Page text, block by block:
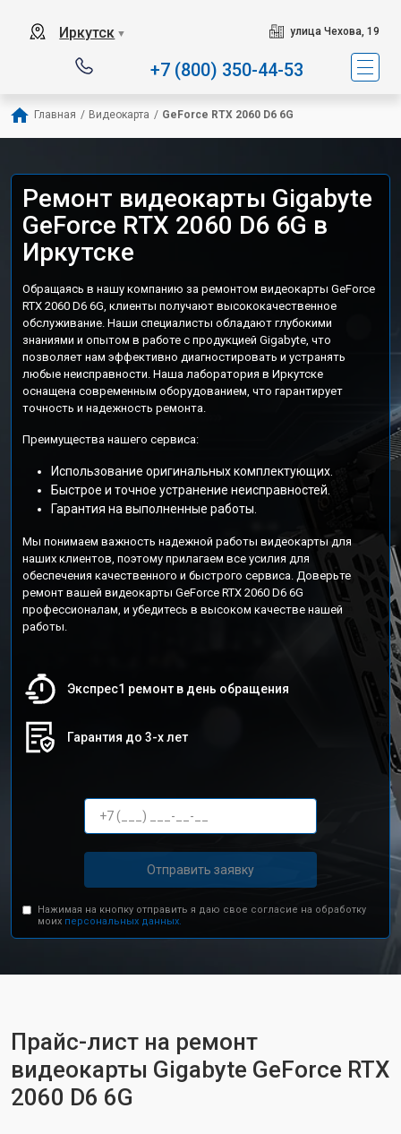
Иркутск ▼ улица Чехова, 19
+7 (800) 350-44-53
Главная / Видеокарта / GeForce RTX 2060 D6 6G
Ремонт видеокарты Gigabyte
GeForce RTX 2060 D6 6G в
Иркутске
Обращаясь в нашу компанию за ремонтом видеокарты GeForce
RTX 2060 D6 6G, клиенты получают высококачественное
обслуживание. Наши специалисты обладают глубокими
знаниями и опытом в работе с продукцией Gigabyte, что
позволяет нам эффективно диагностировать и устранять
любые неисправности. Наша лаборатория в Иркутске
оснащена современным оборудованием, что гарантирует
точность и надежность ремонта.
Преимущества нашего сервиса:
Использование оригинальных комплектующих.
Быстрое и точное устранение неисправностей.
Гарантия на выполненные работы.
Мы понимаем важность надежной работы видеокарты для
наших клиентов, поэтому прилагаем все усилия для
обеспечения качественного и быстрого сервиса. Доверьте
ремонт вашей видеокарты GeForce RTX 2060 D6 6G
профессионалам, и убедитесь в высоком качестве нашей
работы.
Экспрес1 ремонт в день обращения
Гарантия до 3-х лет
Отправить заявку
Нажимая на кнопку отправить я даю свое согласие на обработку
моих персональных данных.
Прайс-лист на ремонт
видеокарты Gigabyte GeForce RTX
2060 D6 6G